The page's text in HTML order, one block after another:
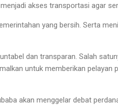
akses transportasi agar
yang bersih. Serta
dan transparan. Salah
untuk memberikan pelayan
akan menggelar debat